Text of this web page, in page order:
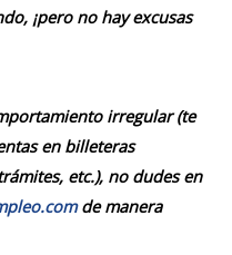
¡pero no hay excusas
irregular (te
en billeteras
etc.), no dudes en
de manera